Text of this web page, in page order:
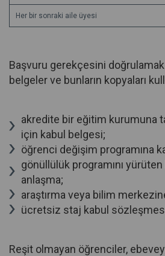
Her bir sonraki aile üyesi
Başvuru gerekçesini doğrulamak
belgeler ve bunların kopyaları
akredite bir eğitim kurumuna
için kabul belgesi;
öğrenci değişim programına
gönüllülük programını
anlaşma;
araştırma veya bilim
ücretsiz staj kabul
Reşit olmayan öğrenciler,